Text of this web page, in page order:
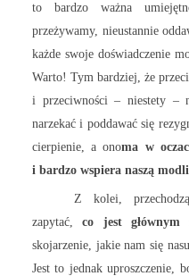
to bardzo ważna
przeżywamy, nieustannie
każde swoje doświadczenie
Warto! Tym bardziej, że
i przeciwności – niestety –
narzekać i poddawać się
cierpienie, a onoma w
i bardzo wspiera naszą
Z kolei,
zapytać,co jest głównym
skojarzenie, jakie nam się
Jest to jednak